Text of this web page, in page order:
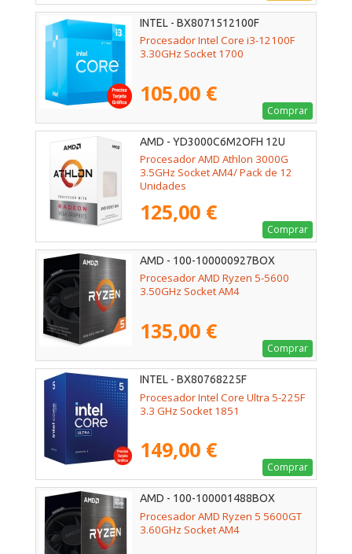
INTEL - BX8071512100F
Procesador Intel Core i3-12100F
3.30GHz Socket 1700
105,00 €
Comprar
AMD - YD3000C6M2OFH 12U
Procesador AMD Athlon 3000G
3.5GHz Socket AM4/ Pack de 12
Unidades
125,00 €
Comprar
AMD - 100-100000927BOX
Procesador AMD Ryzen 5-5600
3.50GHz Socket AM4
135,00 €
Comprar
INTEL - BX80768225F
Procesador Intel Core Ultra 5-225F
3.3 GHz Socket 1851
149,00 €
Comprar
AMD - 100-100001488BOX
Procesador AMD Ryzen 5 5600GT
3.60GHz Socket AM4